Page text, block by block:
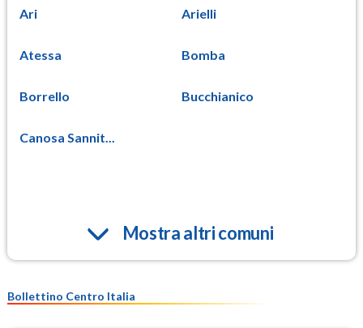
Ari Arielli
Atessa Bomba
Borrello Bucchianico
Canosa Sannit...
Mostra altri comuni
Bollettino Centro Italia